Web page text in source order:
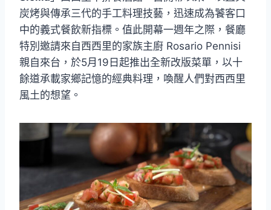
炭烤與傳承三代的手工料理技藝，迅速成為饕客口
中的義式餐飲新指標。值此開幕一週年之際，餐廳
特別邀請來自西西里的家族主廚 Rosario Pennisi
親自來台，於5月19日起推出全新改版菜單，以十
餘道承載家鄉記憶的經典料理，喚醒人們對西西里
風土的想望。